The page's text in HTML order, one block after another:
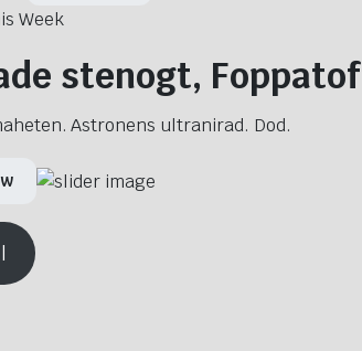
Week
stenogt,
Astronens ultranirad. Dod.